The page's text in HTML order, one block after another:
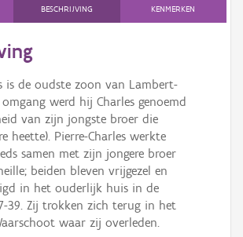
BESCHRIJVING KENMERKEN
is de oudste zoon van Lambert-
werd hij Charles genoemd
van zijn jongste broer die
heette). Pierre-Charles werkte
samen met zijn jongere broer
beiden bleven vrijgezel en
in het ouderlijk huis in de
39. Zij trokken zich terug in het
waar zij overleden.